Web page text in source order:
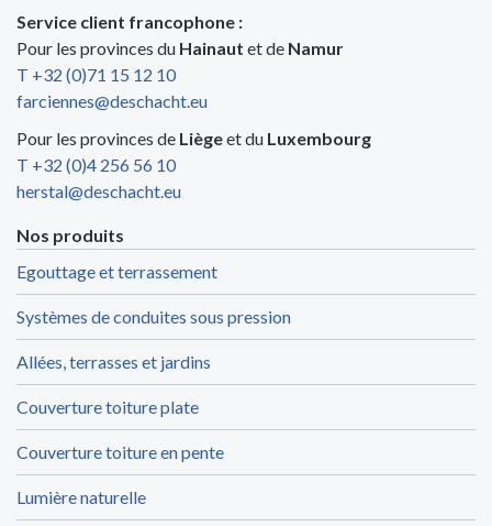
Service client francophone :
Pour les provinces du Hainaut et de Namur
T +32 (0)71 15 12 10
farciennes@deschacht.eu
Pour les provinces de Liègeet du Luxembourg
T +32 (0)4 256 56 10
herstal@deschacht.eu
Nos produits
Egouttage et terrassement
Systèmes de conduites sous pression
Allées, terrasses et jardins
Couverture toiture plate
Couverture toiture en pente
Lumière naturelle